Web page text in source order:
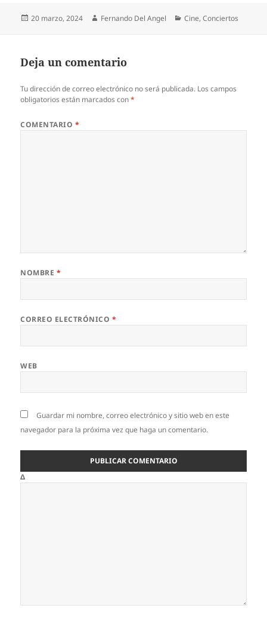
Publicado
20 marzo, 2024 Autor
Fernando Del Angel Categorías
Cine,Conciertos
Deja un comentario
Tu dirección de correo electrónico no será publicada. Los campos
obligatorios están marcados con*
COMENTARIO *
NOMBRE *
CORREO ELECTRÓNICO *
WEB
Guardar mi nombre, correo electrónico y sitio web en este
navegador para la próxima vez que haga un comentario.
Δ